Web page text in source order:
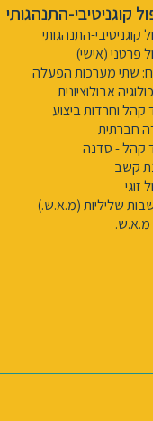
קוגניטיבי-התנהגותי
קוגניטיבי-התנהגותי
פרטני (אישי)
שתי מערכות הפעלה
אבולוציונית
קהל וחרדות ביצוע
חברתית
קהל - סדנה
קשב
זוגי
שליליות (מ.א.ש.)
מ.א.ש.